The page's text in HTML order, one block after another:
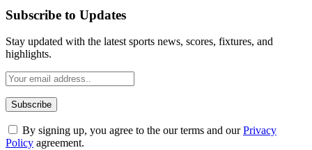
Subscribe to Updates
Stay updated with the latest sports news, scores, fixtures, and
highlights.
By signing up, you agree to the our terms and ourPrivacy
Policy agreement.